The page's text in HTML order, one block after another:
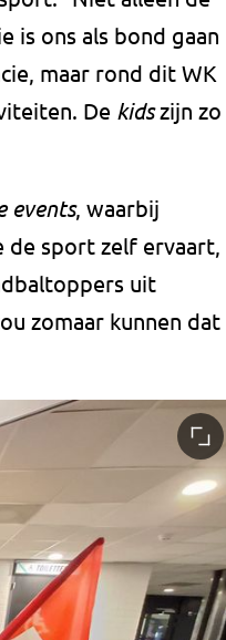
is ons als bond gaan
maar rond dit WK
De kidszijn zo
events, waarbij
de sport zelf ervaart,
uit
zomaar kunnen dat